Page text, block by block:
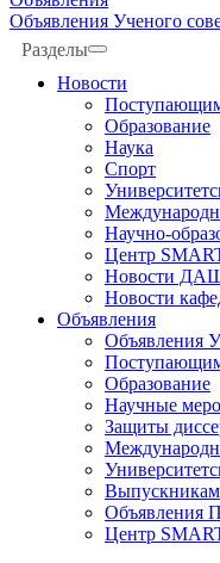
Объявления Ученого
Разделы
Новости
Образование
Наука
Спорт
Научно-
Центр
Новости
Новости
Объявления
Объявления
Образование
Научные
Защиты
Выпускникам
Объявления
Центр